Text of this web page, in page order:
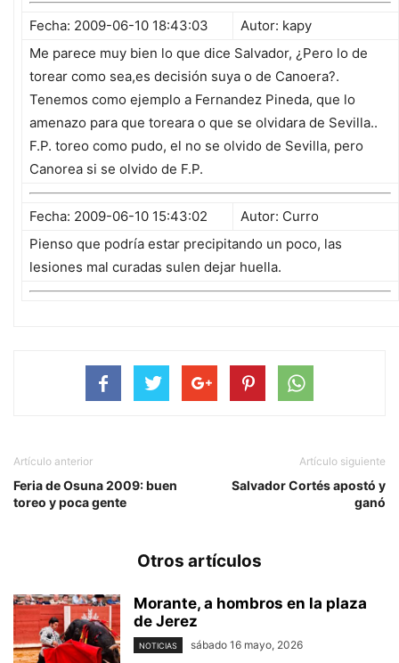
Fecha: 2009-06-10 18:43:03
Autor: kapy
Me parece muy bien lo que dice Salvador, ¿Pero lo de
torear como sea,es decisión suya o de Canoera?.
Tenemos como ejemplo a Fernandez Pineda, que lo
amenazo para que toreara o que se olvidara de Sevilla..
F.P. toreo como pudo, el no se olvido de Sevilla, pero
Canorea si se olvido de F.P.
Fecha: 2009-06-10 15:43:02
Autor: Curro
Pienso que podría estar precipitando un poco, las
lesiones mal curadas sulen dejar huella.
Artículo anterior
Feria de Osuna 2009: buen
toreo y poca gente
Artículo siguiente
Salvador Cortés apostó y
ganó
Otros artículos
Morante, a hombros en la plaza
de Jerez
NOTICIAS sábado 16 mayo, 2026